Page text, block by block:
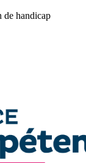
de handicap